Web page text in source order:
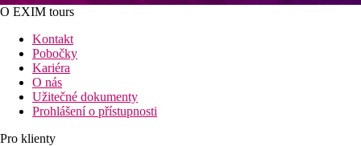
O EXIM tours
Kontakt
Pobočky
Kariéra
O nás
Užitečné dokumenty
Prohlášení o přístupnosti
Pro klienty